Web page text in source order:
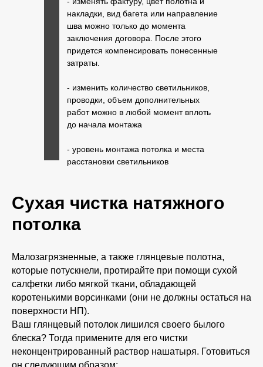
накладки, вид багета или направление
шва можно только до момента
заключения договора. После этого
придется компенсировать понесенные
затраты.
- изменить количество светильников,
проводки, объем дополнительных
работ можно в любой момент вплоть
до начала монтажа
- уровень монтажа потолка и места
расстановки светильников
перед монтажом на объекте или по
утвержденному Заказчиком чертежу.
Сухая чистка натяжного
потолка
Малозагрязненные, а также глянцевые полотна,
которые потускнели, протирайте при помощи сухой
салфетки либо мягкой ткани, обладающей
коротенькими ворсинками (они не должны остаться на
поверхности НП).
Ваш глянцевый потолок лишился своего былого
блеска? Тогда примените для его чистки
неконцентрированный раствор нашатыря. Готовиться
он следующим образом: